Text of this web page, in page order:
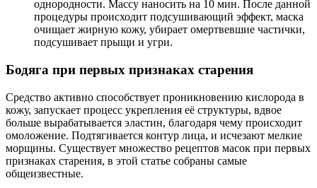
однородности. Массу наносить на 10 мин. После данной
процедуры происходит подсушивающий эффект, маска
очищает жирную кожу, убирает омертвевшие частички,
подсушивает прыщи и угри.
Бодяга при первых признаках старения
Средство активно способствует проникновению кислорода в
кожу, запускает процесс укрепления её структуры, вдвое
больше вырабатывается эластин, благодаря чему происходит
омоложение. Подтягивается контур лица, и исчезают мелкие
морщины. Существует множество рецептов масок при первых
признаках старения, в этой статье собраны самые
общеизвестные.